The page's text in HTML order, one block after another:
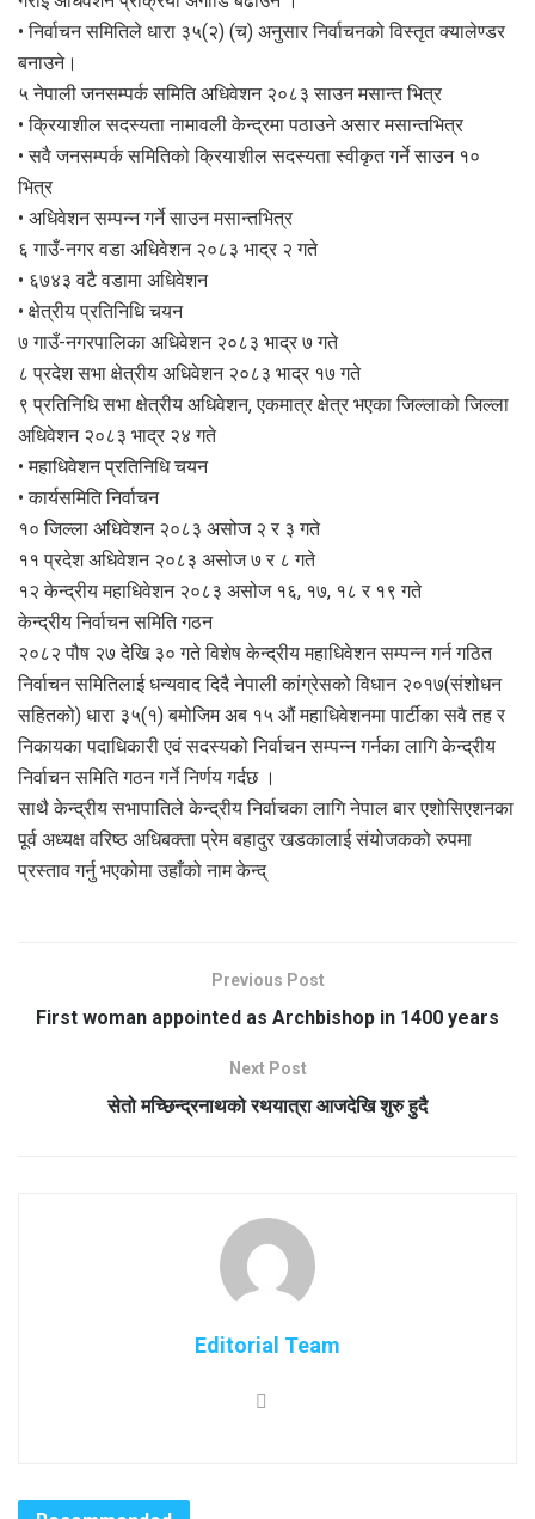
• निर्वाचन समितिले धारा ३५(२) (च) अनुसार निर्वाचनको विस्तृत क्यालेण्डर
बनाउने।
५ नेपाली जनसम्पर्क समिति अधिवेशन २०८३ साउन मसान्त भित्र
• क्रियाशील सदस्यता नामावली केन्द्रमा पठाउने असार मसान्तभित्र
• सवै जनसम्पर्क समितिको क्रियाशील सदस्यता स्वीकृत गर्ने साउन १०
भित्र
• अधिवेशन सम्पन्न गर्ने साउन मसान्तभित्र
६ गाउँ-नगर वडा अधिवेशन २०८३ भाद्र २ गते
• ६७४३ वटै वडामा अधिवेशन
• क्षेत्रीय प्रतिनिधि चयन
७ गाउँ-नगरपालिका अधिवेशन २०८३ भाद्र ७ गते
८ प्रदेश सभा क्षेत्रीय अधिवेशन २०८३ भाद्र १७ गते
९ प्रतिनिधि सभा क्षेत्रीय अधिवेशन, एकमात्र क्षेत्र भएका जिल्लाको जिल्ला
अधिवेशन २०८३ भाद्र २४ गते
• महाधिवेशन प्रतिनिधि चयन
• कार्यसमिति निर्वाचन
१० जिल्ला अधिवेशन २०८३ असोज २ र ३ गते
११ प्रदेश अधिवेशन २०८३ असोज ७ र ८ गते
१२ केन्द्रीय महाधिवेशन २०८३ असोज १६, १७, १८ र १९ गते
केन्द्रीय निर्वाचन समिति गठन
२०८२ पौष २७ देखि ३० गते विशेष केन्द्रीय महाधिवेशन सम्पन्न गर्न गठित
निर्वाचन समितिलाई धन्यवाद दिदै नेपाली कांग्रेसको विधान २०१७(संशोधन
सहितको) धारा ३५(१) बमोजिम अब १५ औं महाधिवेशनमा पार्टीका सवै तह र
निकायका पदाधिकारी एवं सदस्यको निर्वाचन सम्पन्न गर्नका लागि केन्द्रीय
निर्वाचन समिति गठन गर्ने निर्णय गर्दछ ।
साथै केन्द्रीय सभापातिले केन्द्रीय निर्वाचका लागि नेपाल बार एशोसिएशनका
पूर्व अध्यक्ष वरिष्ठ अधिबक्ता प्रेम बहादुर खडकालाई संयोजकको रुपमा
प्रस्ताव गर्नु भएकोमा उहाँको नाम केन्द्
Previous Post
First woman appointed as Archbishop in 1400 years
Next Post
सेतो मच्छिन्द्रनाथको रथयात्रा आजदेखि शुरु हुदै
Editorial Team